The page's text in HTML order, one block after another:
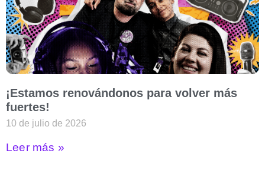
¡Estamos renovándonos para volver más
fuertes!
10 de julio de 2026
Leer más »